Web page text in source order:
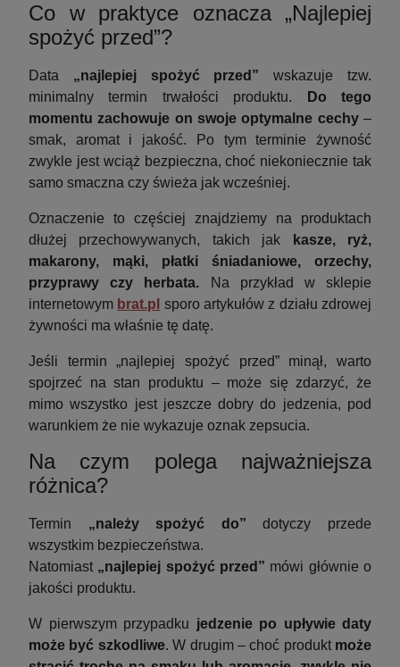
Co w praktyce oznacza „Najlepiej
spożyć przed”?
Data „najlepiej spożyć przed” wskazuje tzw.
minimalny termin trwałości produktu.
Do tego
momentu zachowuje on swoje optymalne cechy–
smak, aromat i jakość. Po tym terminie żywność
zwykle jest wciąż bezpieczna, choć niekoniecznie tak
samo smaczna czy świeża jak wcześniej.
Oznaczenie to częściej znajdziemy na produktach
dłużej przechowywanych, takich jak kasze, ryż,
makarony, mąki, płatki śniadaniowe, orzechy,
przyprawy czy herbata. Na przykład w sklepie
internetowym brat.pl sporo artykułów z działu zdrowej
żywności ma właśnie tę datę.
Jeśli termin „najlepiej spożyć przed” minął, warto
spojrzeć na stan produktu – może się zdarzyć, że
mimo wszystko jest jeszcze dobry do jedzenia, pod
warunkiem że nie wykazuje oznak zepsucia.
Na czym polega najważniejsza
różnica?
Termin „należy spożyć do” dotyczy przede
wszystkim bezpieczeństwa.
Natomiast „najlepiej spożyć przed” mówi głównie o
jakości produktu.
W pierwszym przypadku jedzenie po upływie daty
może być szkodliwe. W drugim – choć produkt może